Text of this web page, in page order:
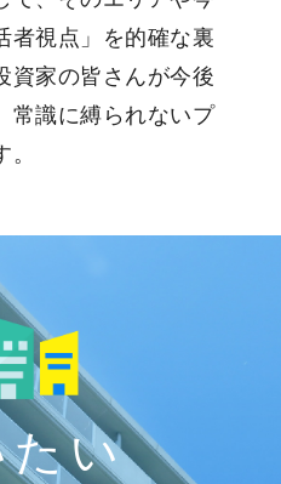
者視点」を的確な裏
資家の皆さんが今後
常識に縛られないプ
たい